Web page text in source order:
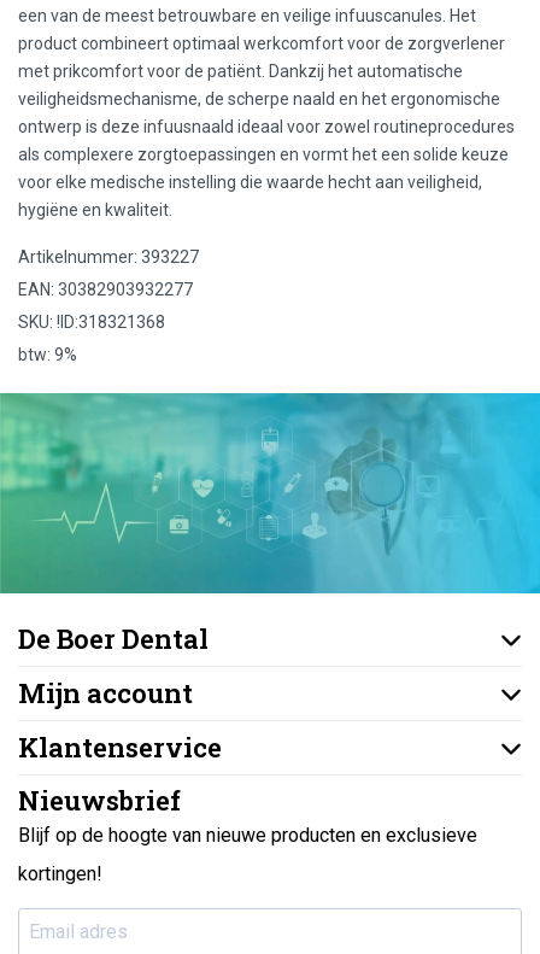
een van de meest betrouwbare en veilige infuuscanules. Het
product combineert optimaal werkcomfort voor de zorgverlener
met prikcomfort voor de patiënt. Dankzij het automatische
veiligheidsmechanisme, de scherpe naald en het ergonomische
ontwerp is deze infuusnaald ideaal voor zowel routineprocedures
als complexere zorgtoepassingen en vormt het een solide keuze
voor elke medische instelling die waarde hecht aan veiligheid,
hygiëne en kwaliteit.
Artikelnummer: 393227
EAN: 30382903932277
SKU: !ID:318321368
btw: 9%
De Boer Dental
Mijn account
Klantenservice
Nieuwsbrief
Blijf op de hoogte van nieuwe producten en exclusieve
kortingen!